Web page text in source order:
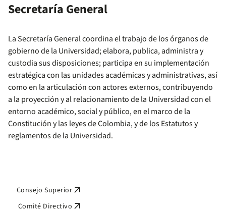
Secretaría General
La Secretaría General coordina el trabajo de los órganos de
gobierno de la Universidad; elabora, publica, administra y
custodia sus disposiciones; participa en su implementación
estratégica con las unidades académicas y administrativas, así
como en la articulación con actores externos, contribuyendo
a la proyección y al relacionamiento de la Universidad con el
entorno académico, social y público, en el marco de la
Constitución y las leyes de Colombia, y de los Estatutos y
reglamentos de la Universidad.
Consejo Superior arrow_outward
Comité Directivo arrow_outward